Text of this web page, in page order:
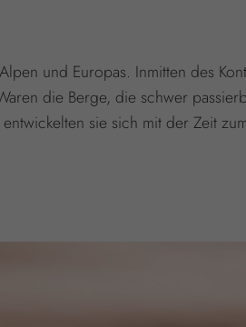
und Europas. Inmitten des
die Berge, die schwer
sie sich mit der Zeit